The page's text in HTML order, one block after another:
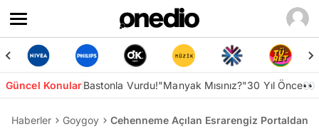
Güncel KonularBastonla Vurdu!"Manyak Mısınız?"30 Yıl Önce👀
Haberler Goygoy Cehenneme Açılan Esrarengiz Portaldan